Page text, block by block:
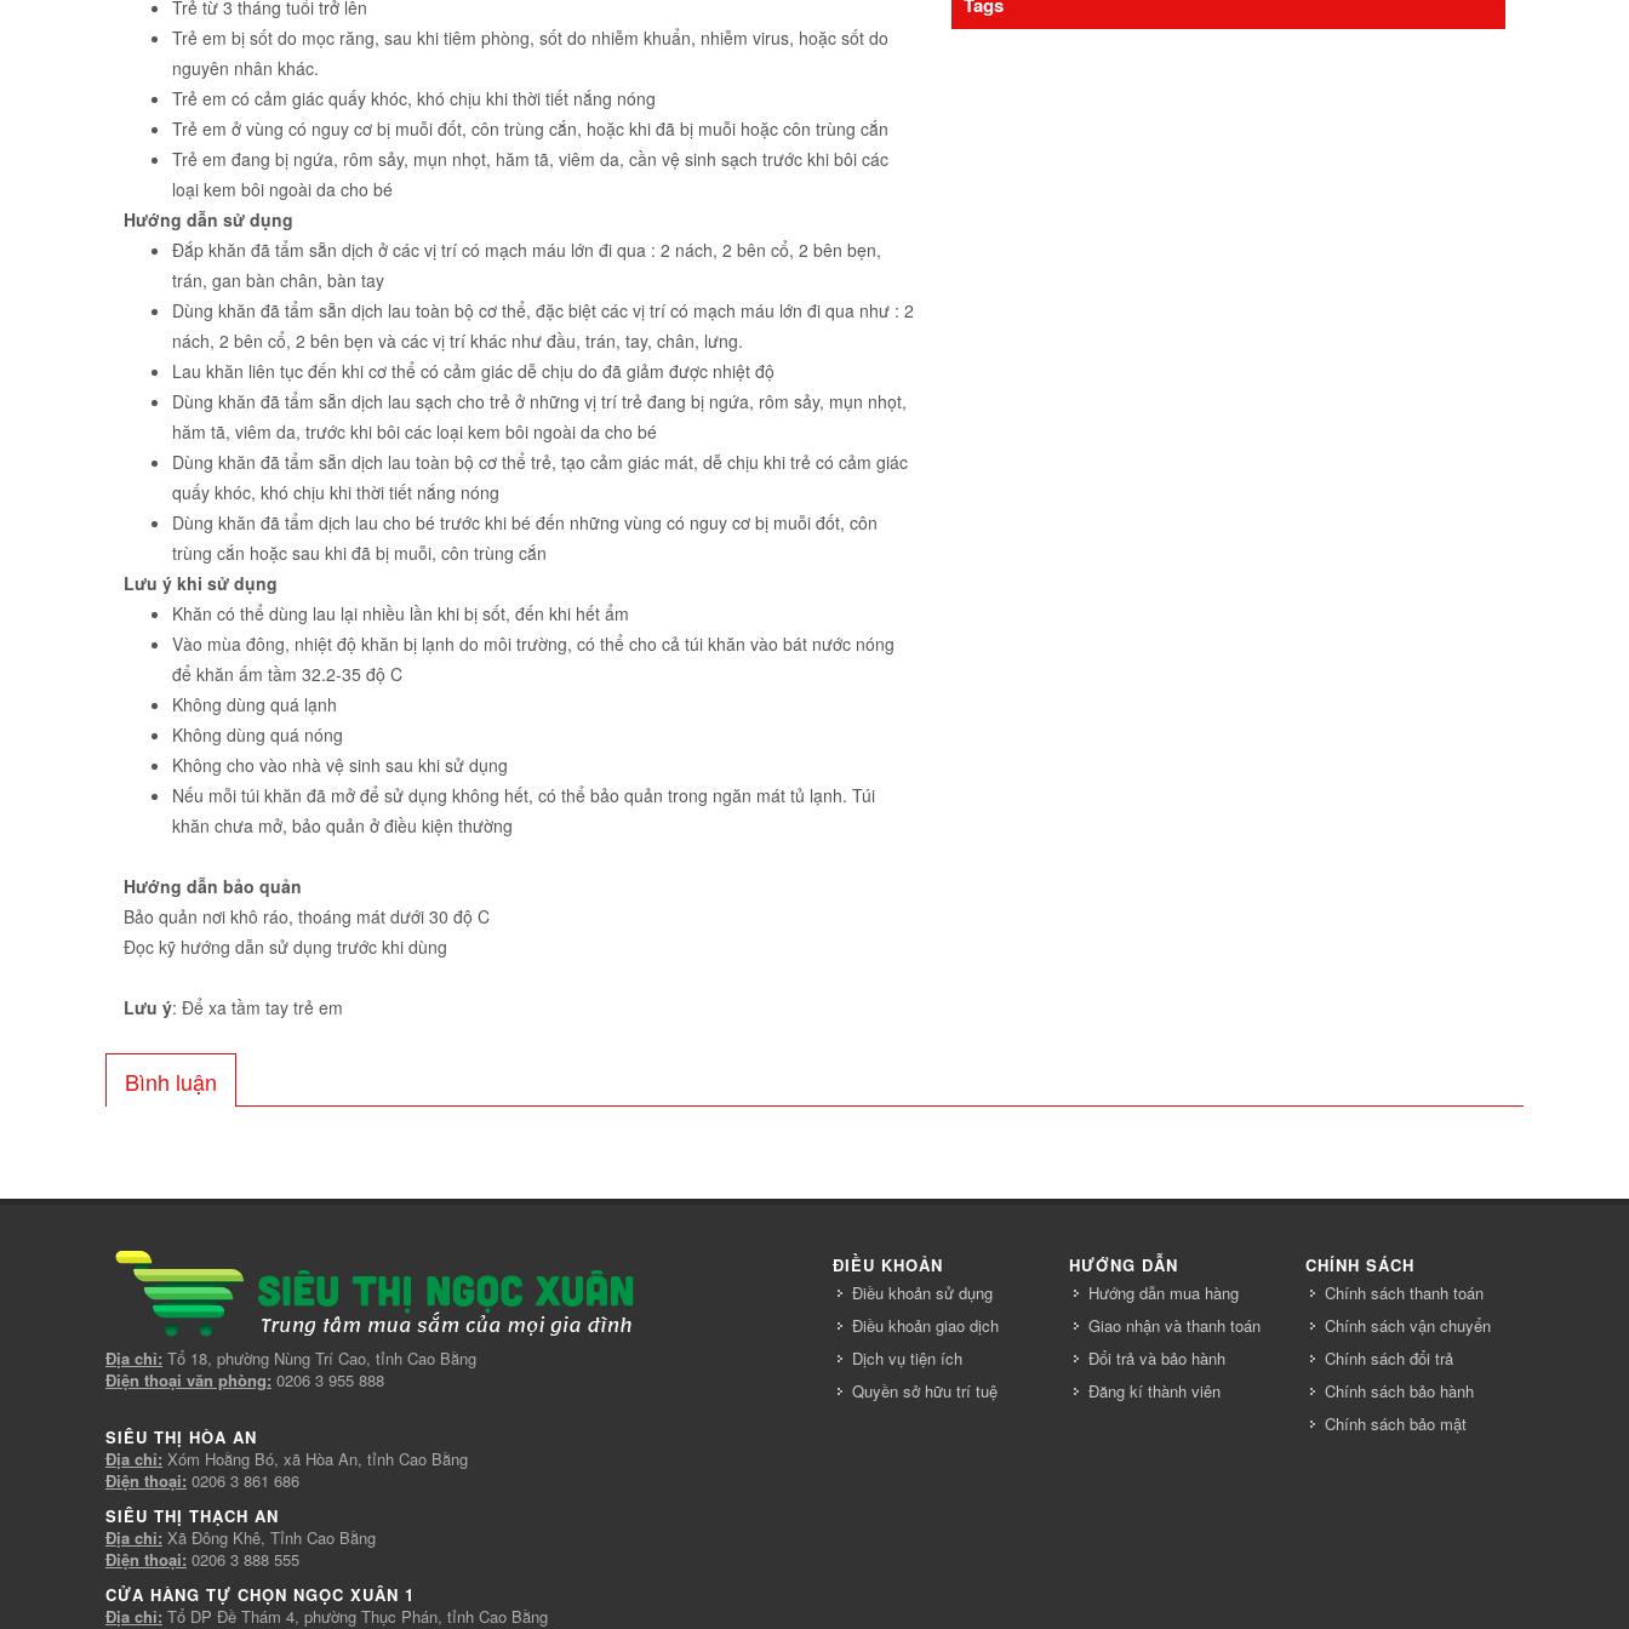
Trẻ từ 3 tháng tuổi trở lên
Trẻ em bị sốt do mọc răng, sau khi tiêm phòng, sốt do nhiễm khuẩn, nhiễm virus, hoặc sốt do
nguyên nhân khác.
Trẻ em có cảm giác quấy khóc, khó chịu khi thời tiết nắng nóng
Trẻ em ở vùng có nguy cơ bị muỗi đốt, côn trùng cắn, hoặc khi đã bị muỗi hoặc côn trùng cắn
Trẻ em đang bị ngứa, rôm sảy, mụn nhọt, hăm tã, viêm da, cần vệ sinh sạch trước khi bôi các
loại kem bôi ngoài da cho bé
Hướng dẫn sử dụng
Đắp khăn đã tẩm sẵn dịch ở các vị trí có mạch máu lớn đi qua : 2 nách, 2 bên cổ, 2 bên bẹn,
trán, gan bàn chân, bàn tay
Dùng khăn đã tẩm sẵn dịch lau toàn bộ cơ thể, đặc biệt các vị trí có mạch máu lớn đi qua như : 2
nách, 2 bên cổ, 2 bên bẹn và các vị trí khác như đầu, trán, tay, chân, lưng.
Lau khăn liên tục đến khi cơ thể có cảm giác dễ chịu do đã giảm được nhiệt độ
Dùng khăn đã tẩm sẵn dịch lau sạch cho trẻ ở những vị trí trẻ đang bị ngứa, rôm sảy, mụn nhọt,
hăm tã, viêm da, trước khi bôi các loại kem bôi ngoài da cho bé
Dùng khăn đã tẩm sẵn dịch lau toàn bộ cơ thể trẻ, tạo cảm giác mát, dễ chịu khi trẻ có cảm giác
quấy khóc, khó chịu khi thời tiết nắng nóng
Dùng khăn đã tẩm dịch lau cho bé trước khi bé đến những vùng có nguy cơ bị muỗi đốt, côn
trùng cắn hoặc sau khi đã bị muỗi, côn trùng cắn
Lưu ý khi sử dụng
Khăn có thể dùng lau lại nhiều lần khi bị sốt, đến khi hết ẩm
Vào mùa đông, nhiệt độ khăn bị lạnh do môi trường, có thể cho cả túi khăn vào bát nước nóng
để khăn ấm tầm 32.2-35 độ C
Không dùng quá lạnh
Không dùng quá nóng
Không cho vào nhà vệ sinh sau khi sử dụng
Nếu mỗi túi khăn đã mở để sử dụng không hết, có thể bảo quản trong ngăn mát tủ lạnh. Túi
khăn chưa mở, bảo quản ở điều kiện thường
Hướng dẫn bảo quản
Bảo quản nơi khô ráo, thoáng mát dưới 30 độ C
Đọc kỹ hướng dẫn sử dụng trước khi dùng
Lưu ý: Để xa tầm tay trẻ em
Bình luận
Địa chỉ: Tổ 18, phường Nùng Trí Cao, tỉnh Cao Bằng
Điện thoại văn phòng: 0206 3 955 888
SIÊU THỊ HÒA AN
Địa chỉ: Xóm Hoằng Bó, xã Hòa An, tỉnh Cao Bằng
Điện thoại: 0206 3 861 686
SIÊU THỊ THẠCH AN
Địa chỉ: Xã Đông Khê, Tỉnh Cao Bằng
Điện thoại: 0206 3 888 555
CỬA HÀNG TỰ CHỌN NGỌC XUÂN 1
Địa chỉ: Tổ DP Đề Thám 4, phường Thục Phán, tỉnh Cao Bằng
ĐIỀU KHOẢN
Điều khoản sử dụng
Điều khoản giao dịch
Dịch vụ tiện ích
Quyền sở hữu trí tuệ
HƯỚNG DẪN
Hướng dẫn mua hàng
Giao nhận và thanh toán
Đổi trả và bảo hành
Đăng kí thành viên
CHÍNH SÁCH
Chính sách thanh toán
Chính sách vận chuyển
Chính sách đổi trả
Chính sách bảo hành
Chính sách bảo mật